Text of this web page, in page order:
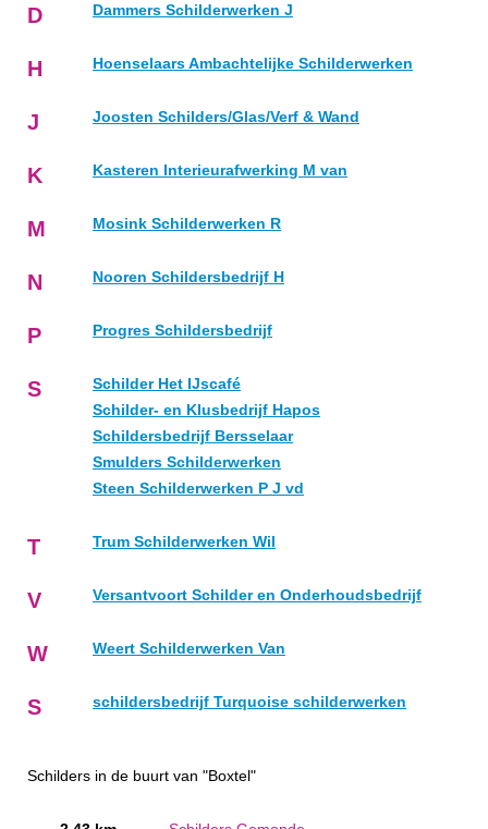
D Dammers Schilderwerken J
H Hoenselaars Ambachtelijke Schilderwerken
J Joosten Schilders/Glas/Verf & Wand
K Kasteren Interieurafwerking M van
M Mosink Schilderwerken R
N Nooren Schildersbedrijf H
P Progres Schildersbedrijf
S
Schilder Het IJscafé
Schilder- en Klusbedrijf Hapos
Schildersbedrijf Bersselaar
Smulders Schilderwerken
Steen Schilderwerken P J vd
T Trum Schilderwerken Wil
V Versantvoort Schilder en Onderhoudsbedrijf
W Weert Schilderwerken Van
S schildersbedrijf Turquoise schilderwerken
Schilders in de buurt van "Boxtel"